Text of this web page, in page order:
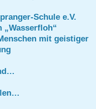
Schule e.V.
„Wasserfloh“
mit geistiger